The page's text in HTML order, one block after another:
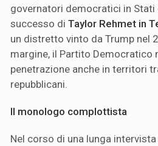
governatori democratici in Stati
successo di Taylor Rehmet in
un distretto vinto da Trump nel
margine, il Partito Democratico
penetrazione anche in territori
repubblicani.
Il monologo complottista
Nel corso di una lunga